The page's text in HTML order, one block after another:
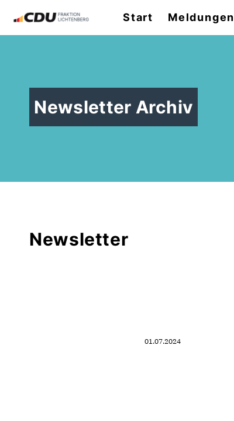
Start Meldungen
Newsletter Archiv
Newsletter
01.07.2024